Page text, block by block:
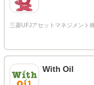
With Oil